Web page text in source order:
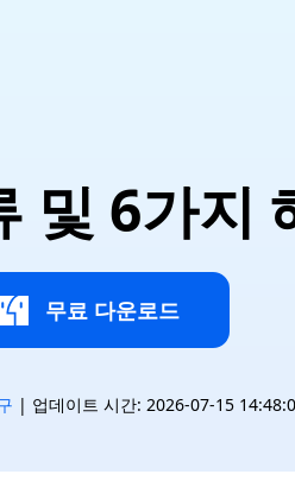
터 복구
채팅 복구
·
·
사진 화
질 높이
기
온라인 사진
온라인 문서 복
오류 수정
파일 복구
· 하드 디스
· C 드라이브
· MBR GPT
및 6가지
무료 다운로드
| 업데이트 시간: 2026-07-15